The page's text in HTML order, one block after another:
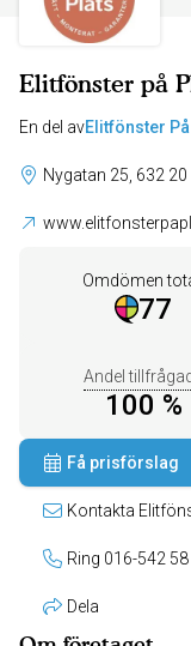
Elitfönster på
En del avElitfönster
Omdömen
77
Andel
100 %
Få prisförslag
Kontakta
Ring 016-542
Dela